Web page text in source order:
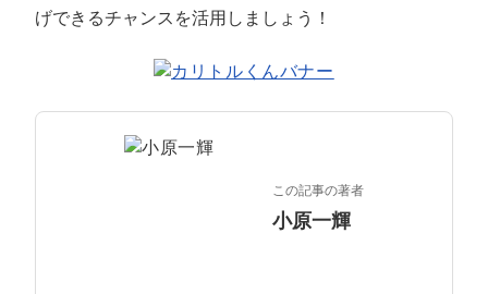
常勤監査役
げできるチャンスを活用しましょう！
この記事の著者
小原一輝